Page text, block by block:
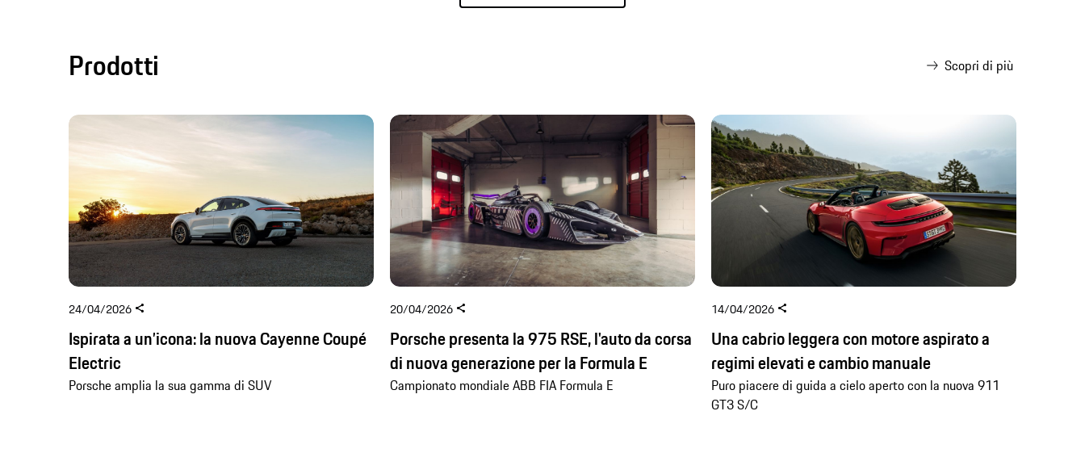
Prodotti Scopri di più
24/04/2026
Ispirata a un’icona: la nuova Cayenne Coupé
Electric
Porsche amplia la sua gamma di SUV
20/04/2026
Porsche presenta la 975 RSE, l'auto da corsa
di nuova generazione per la Formula E
Campionato mondiale ABB FIA Formula E
14/04/2026
Una cabrio leggera con motore aspirato a
regimi elevati e cambio manuale
Puro piacere di guida a cielo aperto con la nuova 911
GT3 S/C